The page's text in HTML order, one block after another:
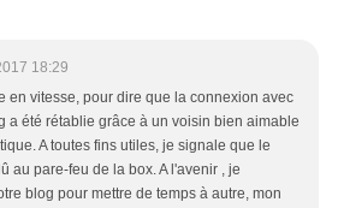
18:29
en vitesse, pour dire que la connexion avec
a été rétablie grâce à un voisin bien aimable
A toutes fins utiles, je signale que le
au pare-feu de la box. A l'avenir , je
blog pour mettre de temps à autre, mon